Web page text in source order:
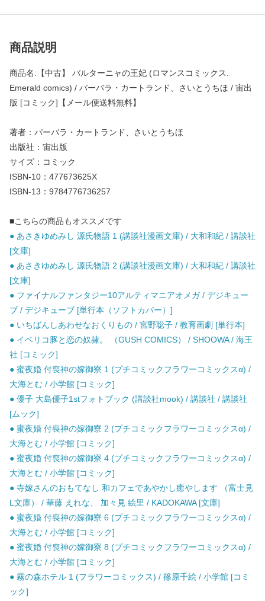
商品説明
商品名:【中古】 バルターニャの王妃 (ロマンスコミックス.
Emerald comics) / バーバラ・カートランド、さいとうちほ / 宙出
版 [コミック]【メール便送料無料】
著者：バーバラ・カートランド、さいとうちほ
出版社：宙出版
サイズ：コミック
ISBN-10：477673625X
ISBN-13：9784776736257
■こちらの商品もオススメです
● あさきゆめみし 源氏物語 1 (講談社漫画文庫) / 大和和紀 / 講談社
[文庫]
● あさきゆめみし 源氏物語 2 (講談社漫画文庫) / 大和和紀 / 講談社
[文庫]
● ファイナルファンタジー10アルティマニアオメガ / デジキュー
ブ / デジキューブ [単行本（ソフトカバー）]
● いちばんしあわせなおくりもの / 宮野聡子 / 教育画劇 [単行本]
● イベリコ豚と恋の奴隷。 （GUSH COMICS） / SHOOWA / 海王
社 [コミック]
● 蜜夜婚 付喪神の嫁御寮 1 (プチコミックフラワーコミックスα) /
大海とむ / 小学館 [コミック]
● 優子 大島優子1stフォトブック (講談社mook) / 講談社 / 講談社
[ムック]
● 蜜夜婚 付喪神の嫁御寮 2 (プチコミックフラワーコミックスα) /
大海とむ / 小学館 [コミック]
● 蜜夜婚 付喪神の嫁御寮 4 (プチコミックフラワーコミックスα) /
大海とむ / 小学館 [コミック]
● 寺嫁さんのおもてなし 和カフェであやかし癒やします （富士見
L文庫） / 華藤 えれな、 加々見 絵里 / KADOKAWA [文庫]
● 蜜夜婚 付喪神の嫁御寮 6 (プチコミックフラワーコミックスα) /
大海とむ / 小学館 [コミック]
● 蜜夜婚 付喪神の嫁御寮 8 (プチコミックフラワーコミックスα) /
大海とむ / 小学館 [コミック]
● 霧の森ホテル 1 (フラワーコミックス) / 篠原千絵 / 小学館 [コミ
ック]